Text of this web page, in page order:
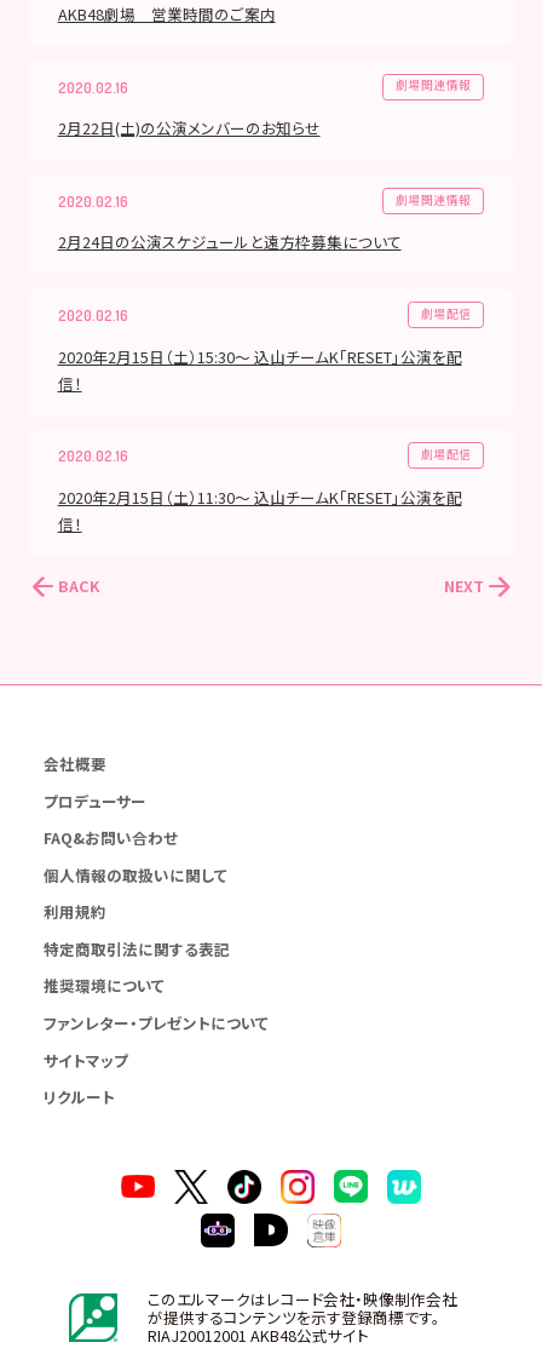
AKB48劇場 営業時間のご案内
2020.02.16 劇場関連情報
2月22日(土)の公演メンバーのお知らせ
2020.02.16 劇場関連情報
2月24日の公演スケジュールと遠方枠募集について
2020.02.16 劇場配信
2020年2月15日（土）15:30～ 込山チームK「RESET」公演を配
信！
2020.02.16 劇場配信
2020年2月15日（土）11:30～ 込山チームK「RESET」公演を配
信！
BACK NEXT
会社概要
プロデューサー
FAQ&お問い合わせ
個人情報の取扱いに関して
利用規約
特定商取引法に関する表記
推奨環境について
ファンレター・プレゼントについて
サイトマップ
リクルート
このエルマークはレコード会社・映像制作会社
が提供するコンテンツを示す登録商標です。
RIAJ20012001 AKB48公式サイト